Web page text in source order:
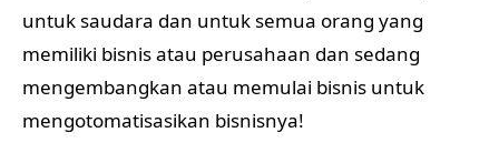
untuk saudara dan untuk semua orang yang
memiliki bisnis atau perusahaan dan sedang
mengembangkan atau memulai bisnis untuk
mengotomatisasikan bisnisnya!